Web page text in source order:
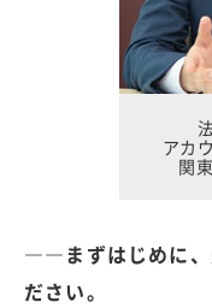
アカ
関
――まずはじめに、
ださい。